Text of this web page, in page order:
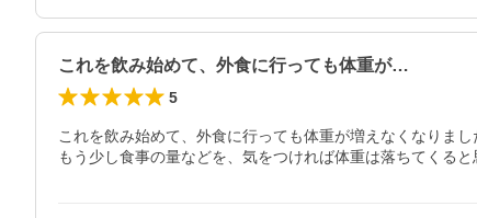
これを飲み始めて、外食に行っても体重が…
5
これを飲み始めて、外食に行っても体重が増えなくなりまし
もう少し食事の量などを、気をつければ体重は落ちてくると